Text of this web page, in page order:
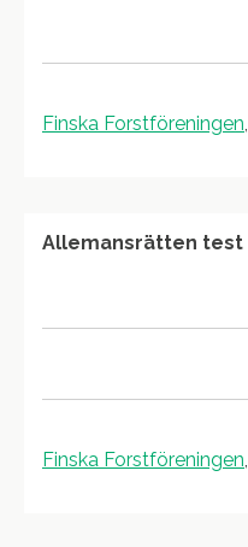
Finska Forstföreningen,
Allemansrätten test
Finska Forstföreningen,